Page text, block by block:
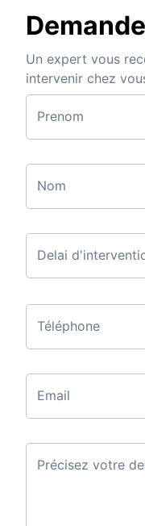
Un expert vous
intervenir chez
Prenom
Nom
Delai
Téléphone
Email
Précisez votre